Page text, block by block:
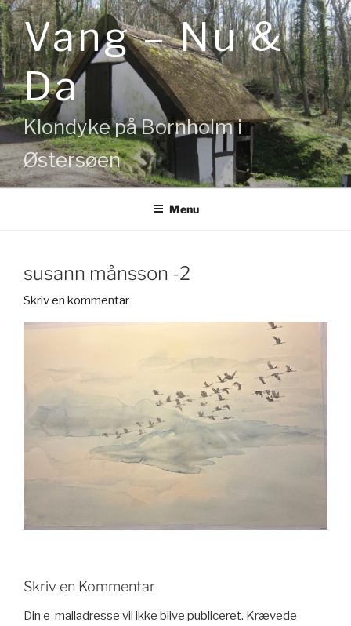
Videre
til
indholdVang – Nu &
Da
Klondyke på Bornholm i
Østersøen
Menu
susann månsson -2
Skriv en kommentar
Skriv en Kommentar
Din e-mailadresse vil ikke blive publiceret. Krævede